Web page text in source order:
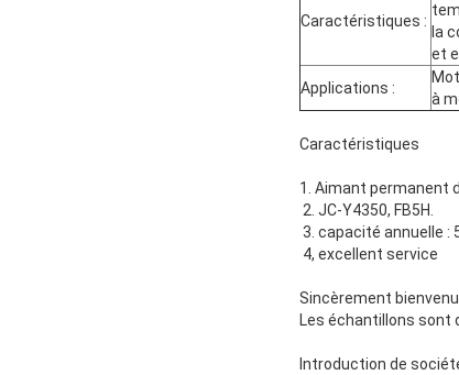
Caractéristiques :
la
et
Applications :
à
Caractéristiques
1. Aimant permanent
2. JC-Y4350, FB5H.
3. capacité annuelle :
4, excellent service
Sincèrement
Les échantillons sont
Introduction de